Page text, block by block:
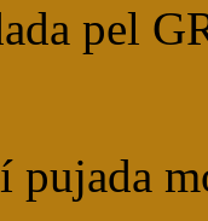
pel